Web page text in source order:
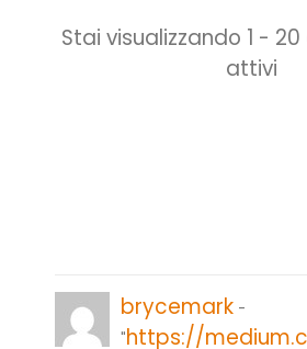
Elenco
Stai visualizzando 1 -
attivi
brycemark -
"https://